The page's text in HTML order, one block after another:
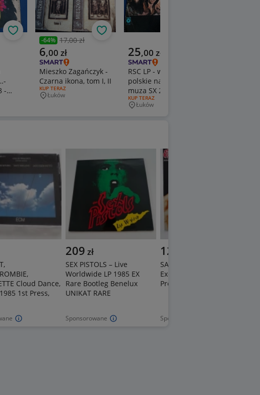
-
Obserwuj
Poprzednia cena
-64% 17,00 zł
Aktualna cena
6,00 zł
Mieszko Zagańczyk -
Czarna ikona, tom I, II
RODZAJ OFERTY:
KUP TERAZ
Miejscowość
Łuków
Obserwuj
Aktualna cena
25,00 zł
RSC LP - winyl-
polskie nagrania
muza SX 2160
RODZAJ OFERTY:
KUP TERAZ
Miejscowość
Łuków
Cloud Dance,
1st Press,
Sponsorowane
209 zł
SEX PISTOLS – Live
Worldwide LP 1985 EX
Rare Bootleg Benelux
UNIKAT RARE
Sponsorowane
125
SAXON – Innocence Is No
Excuse LP 1985 EX 1st
Press UK UNIKAT